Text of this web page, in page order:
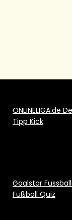
ONLINELIGA.de
Tipp Kick
Goalstar
Fußball Quiz